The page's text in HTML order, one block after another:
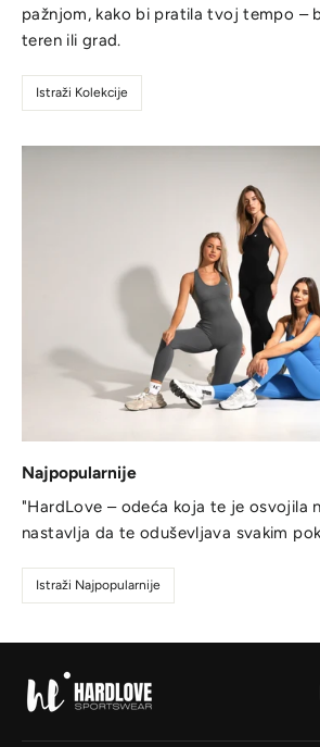
pažnjom, kako bi pratila tvoj tempo –
teren ili grad.
Istraži Kolekcije
Najpopularnije
"HardLove – odeća koja te je osvojila
nastavlja da te oduševljava svakim
Istraži Najpopularnije